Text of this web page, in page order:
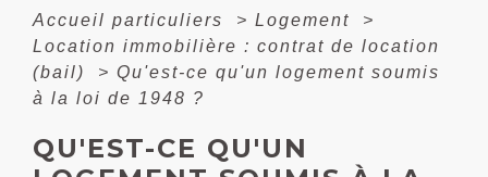
Accueil particuliers > Logement
>
Location immobilière : contrat de location
(bail)
> Qu'est-ce qu'un logement soumis
à la loi de 1948 ?
QU'EST-CE QU'UN